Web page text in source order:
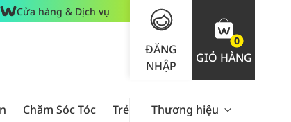
Cửa hàng & Dịch vụ
ĐĂNG
NHẬP
0
GIỎ HÀNG
Chăm Sóc Tóc Trẻ Em Nam Giới Chăm Sóc
Thương hiệu